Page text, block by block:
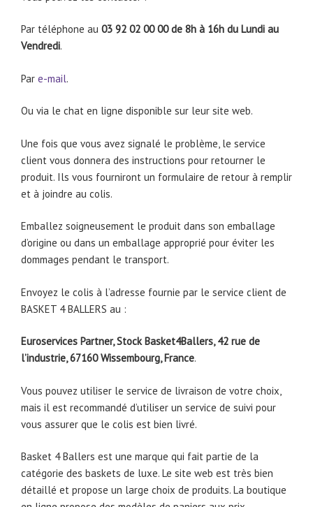
Par téléphone au 03 92 02 00 00 de 8h à 16h du Lundi au
Vendredi.
Par e-mail.
Ou via le chat en ligne disponible sur leur site web.
Une fois que vous avez signalé le problème, le service
client vous donnera des instructions pour retourner le
produit. Ils vous fourniront un formulaire de retour à remplir
et à joindre au colis.
Emballez soigneusement le produit dans son emballage
d’origine ou dans un emballage approprié pour éviter les
dommages pendant le transport.
Envoyez le colis à l’adresse fournie par le service client de
BASKET 4 BALLERS au :
Euroservices Partner, Stock Basket4Ballers, 42 rue de
l’industrie, 67160 Wissembourg, France.
Vous pouvez utiliser le service de livraison de votre choix,
mais il est recommandé d’utiliser un service de suivi pour
vous assurer que le colis est bien livré.
Basket 4 Ballers est une marque qui fait partie de la
catégorie des baskets de luxe. Le site web est très bien
détaillé et propose un large choix de produits. La boutique